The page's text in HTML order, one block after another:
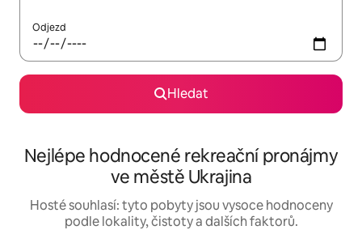
Odjezd
Hledat
Nejlépe hodnocené rekreační pronájmy
ve městě Ukrajina
Hosté souhlasí: tyto pobyty jsou vysoce hodnoceny
podle lokality, čistoty a dalších faktorů.